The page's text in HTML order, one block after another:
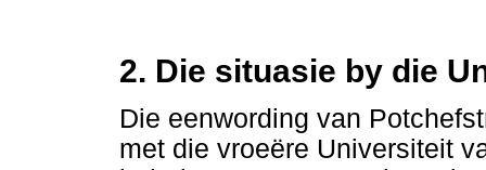
2. Die situasie by die
Die eenwording van
met die vroeëre Universiteit